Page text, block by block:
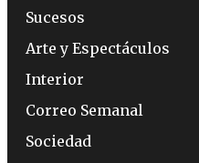
Sucesos
Arte y Espectáculos
Interior
Correo Semanal
Sociedad